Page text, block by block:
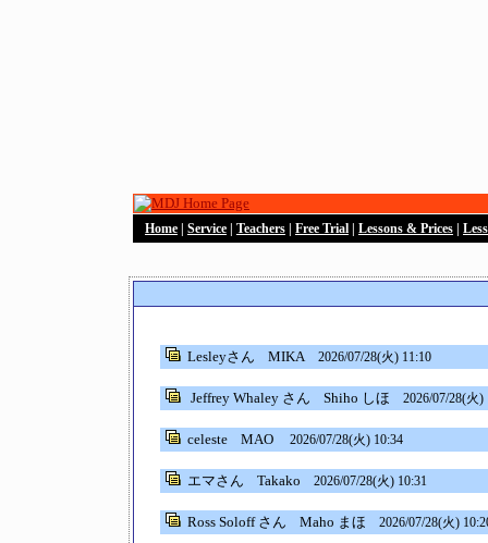
Home Service Teachers Free Trial Lessons & Prices
Lesleyさん MIKA 2026/07/28(火) 11:10
Jeffrey Whaley さん Shiho しほ 2026/07/28(火)
celesteMAO 2026/07/28(火) 10:34
エマさん Takako 2026/07/28(火) 10:31
Ross Soloff さん Maho まほ 2026/07/28(火)